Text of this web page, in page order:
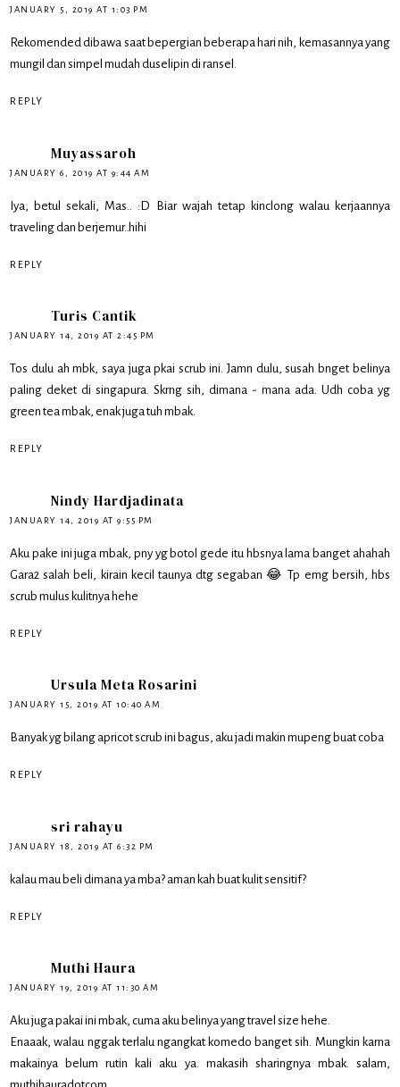
JANUARY 5, 2019 AT 1:03 PM
Rekomended dibawa saat bepergian beberapa hari nih, kemasannya yang
mungil dan simpel mudah duselipin di ransel.
REPLY
Muyassaroh
JANUARY 6, 2019 AT 9:44 AM
Iya, betul sekali, Mas.. :D Biar wajah tetap kinclong walau kerjaannya
traveling dan berjemur..hihi
REPLY
Turis Cantik
JANUARY 14, 2019 AT 2:45 PM
Tos dulu ah mbk, saya juga pkai scrub ini. Jamn dulu, susah bnget belinya
paling deket di singapura. Skrng sih, dimana - mana ada. Udh coba yg
green tea mbak, enak juga tuh mbak.
REPLY
Nindy Hardjadinata
JANUARY 14, 2019 AT 9:55 PM
Aku pake ini juga mbak, pny yg botol gede itu hbsnya lama banget ahahah
Gara2 salah beli, kirain kecil taunya dtg segaban 😂 Tp emg bersih, hbs
scrub mulus kulitnya hehe
REPLY
Ursula Meta Rosarini
JANUARY 15, 2019 AT 10:40 AM
Banyak yg bilang apricot scrub ini bagus, aku jadi makin mupeng buat coba
REPLY
sri rahayu
JANUARY 18, 2019 AT 6:32 PM
kalau mau beli dimana ya mba? aman kah buat kulit sensitif?
REPLY
Muthi Haura
JANUARY 19, 2019 AT 11:30 AM
Aku juga pakai ini mbak, cuma aku belinya yang travel size hehe.
Enaaak, walau nggak terlalu ngangkat komedo banget sih. Mungkin karna
makainya belum rutin kali aku ya. makasih sharingnya mbak. salam,